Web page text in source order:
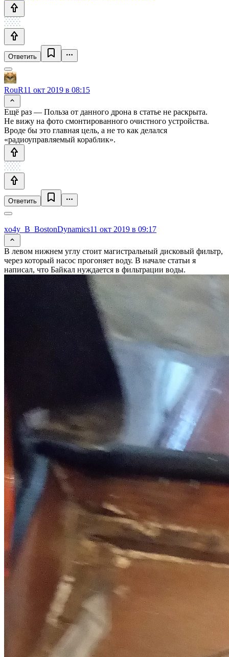
Ответить
RouR11 окт 2019 в 08:15
Ещё раз — Польза от данного дрона в статье не раскрыта.
Не вижу на фото смонтированного очистного устройства.
Вроде бы это главная цель, а не то как делался
«радиоуправляемый кораблик».
Ответить
xo4y_B_BostonDynamics11 окт 2019 в 09:17
В левом нижнем углу стоит магистральный дисковый фильтр,
через который насос прогоняет воду. В начале статьи я
написал, что Байкал нуждается в фильтрации воды.